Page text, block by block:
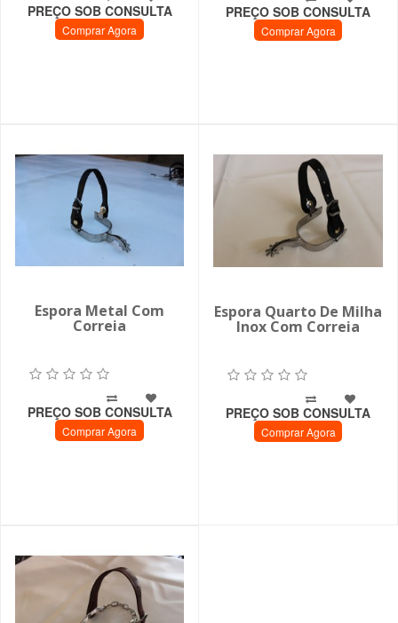
PREÇO SOB CONSULTA
Comprar Agora
PREÇO SOB CONSULTA
Comprar Agora
Espora Metal Com
Correia
PREÇO SOB CONSULTA
Comprar Agora
Espora Quarto De Milha
Inox Com Correia
PREÇO SOB CONSULTA
Comprar Agora